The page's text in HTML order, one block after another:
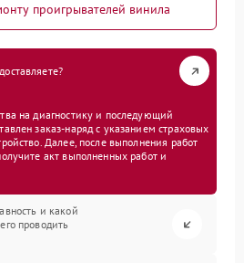
проигрывателей винила
на диагностику и последующий
заказ-наряд с указанием страховых
Далее, после выполнения работ
акт выполненных работ и
и какой
проводить